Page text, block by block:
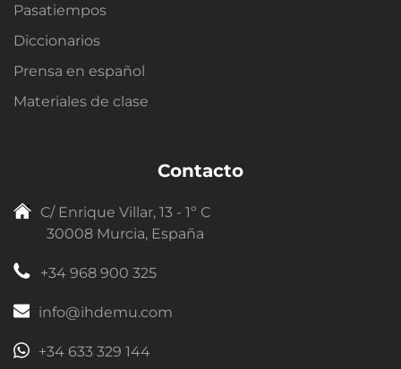
Pasatiempos
Diccionarios
Prensa en español
Materiales de clase
Contacto
C/ Enrique Villar, 13 - 1º C
30008 Murcia, España
+34 968 900 325
info@ihdemu.com
+34 633 329 144